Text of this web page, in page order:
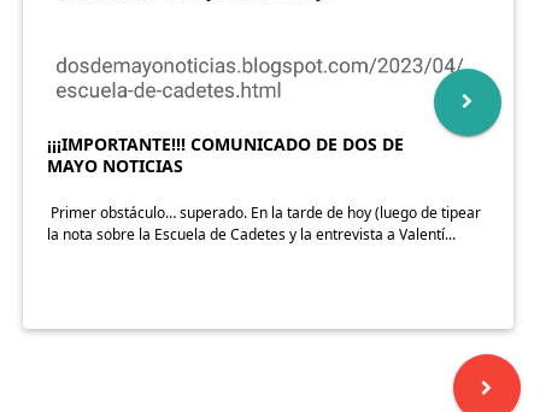
¡¡¡IMPORTANTE!!! COMUNICADO DE DOS DE
MAYO NOTICIAS
Primer obstáculo… superado. En la tarde de hoy (luego de tipear
la nota sobre la Escuela de Cadetes y la entrevista a Valentí...